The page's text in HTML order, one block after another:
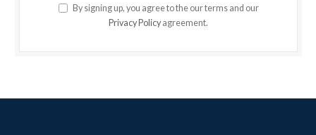
By signing up, you agree to the our terms and our
Privacy Policy agreement.